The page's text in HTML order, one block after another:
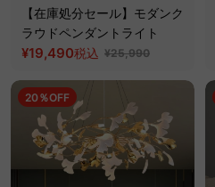
【在庫処分セール】モダンク
ラウドペンダントライト
¥19,490税込 ¥25,990
20％OFF